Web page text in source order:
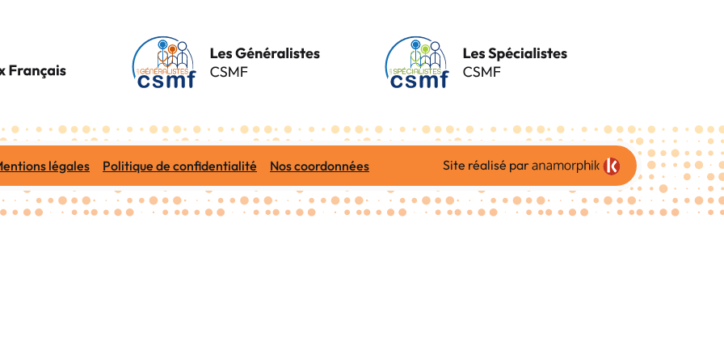
légales Politique de confidentialité Nos coordonnées Site réalisé par